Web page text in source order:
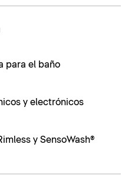
para el baño
y electrónicos
y SensoWash®